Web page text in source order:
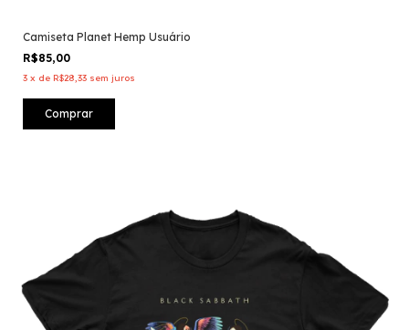
Camiseta Planet Hemp Usuário
R$85,00
3 x de R$28,33 sem juros
Comprar